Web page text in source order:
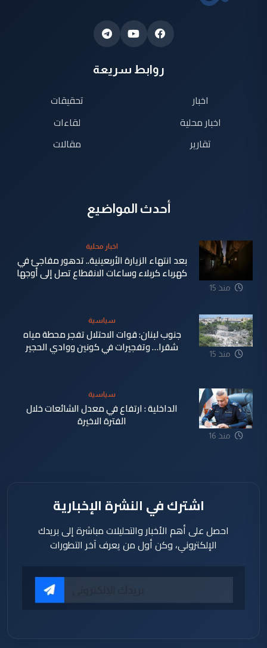
روابط سريعة
اخبار
اخبار محلية
تقارير
تحقيقات
لقاءات
مقالات
أحدث المواضيع
منذ 15
اخبار محلية
بعد انتهاء الزيارة الأربعينية.. تدهور مفاجئ في
كهرباء كربلاء وساعات الانقطاع تصل إلى أوجها
منذ 15
سياسية
جنوب لبنان: قوات الاحتلال تفجر محطة مياه
شقرا… وتفجيرات في كونين ووادي الحجير
منذ 16
سياسية
الداخلية : ارتفاع في معدل الشائعات خلال
الفترة الاخيرة
اشترك في النشرة الإخبارية
احصل على أهم الأخبار والتحليلات مباشرة إلى بريدك
الإلكتروني، وكن أول من يعرف آخر التطورات